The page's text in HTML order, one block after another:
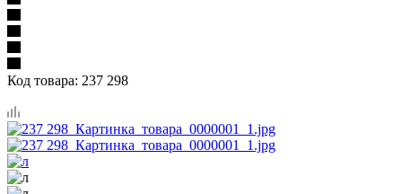
Код товара: 237 298